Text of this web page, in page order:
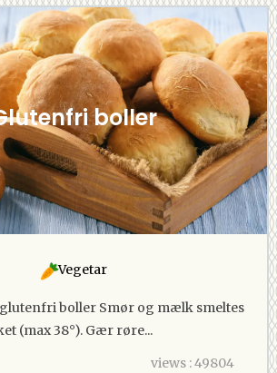
boller
Vegetar
glutenfri boller Smør og mælk smeltes
(max 38°). Gær røre...
views : 49804